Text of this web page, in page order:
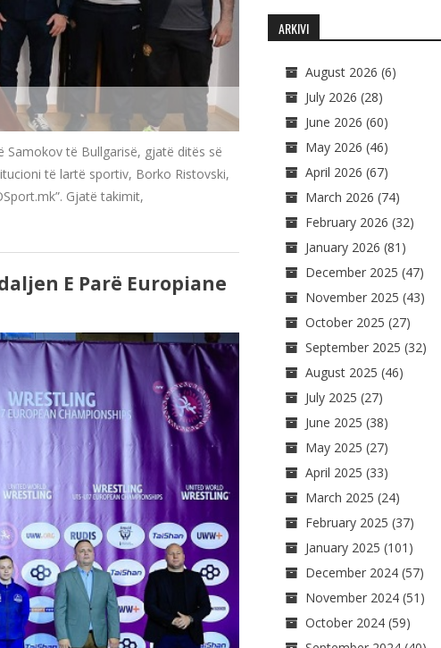
Samokov të Bullgarisë, gjatë ditës së
të lartë sportiv, Borko Ristovski,
Gjatë takimit,
E Parë Europiane
ARKIVI
August 2026 (6)
July 2026 (28)
June 2026 (60)
May 2026 (46)
April 2026 (67)
March 2026 (74)
February 2026 (32)
January 2026 (81)
December 2025 (47)
November 2025 (43)
October 2025 (27)
September 2025 (32)
August 2025 (46)
July 2025 (27)
June 2025 (38)
May 2025 (27)
April 2025 (33)
March 2025 (24)
February 2025 (37)
January 2025 (101)
December 2024(57)
November 2024(51)
October 2024(59)